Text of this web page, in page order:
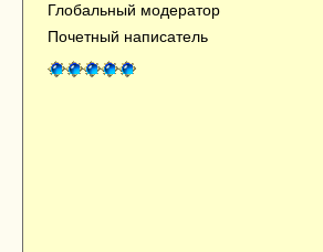
Глобальный модератор
Почетный написатель